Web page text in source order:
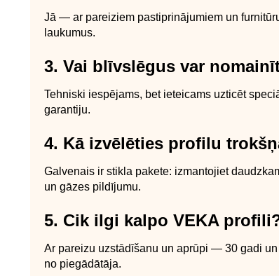
Jā — ar pareiziem pastiprinājumiem un
laukumus.
3. Vai blīvslēgus var
Tehniski iespējams, bet ieteicams uzticēt
garantiju.
4. Kā izvēlēties profilu
Galvenais ir stikla pakete: izmantojiet
un gāzes pildījumu.
5. Cik ilgi kalpo VEKA
Ar pareizu uzstādīšanu un aprūpi — 30 gadi
no piegādātāja.